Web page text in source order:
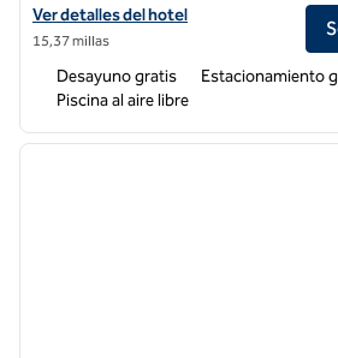
Ver detalles del hotel Homewood Suites
Ver detalles del hotel
15,37 millas
Desayuno gratis
Estacionamiento
Piscina al aire libre
1 de 9